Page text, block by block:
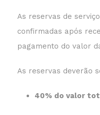
As reservas de
confirmadas após
pagamento do valor
As reservas deverão
40% do valor